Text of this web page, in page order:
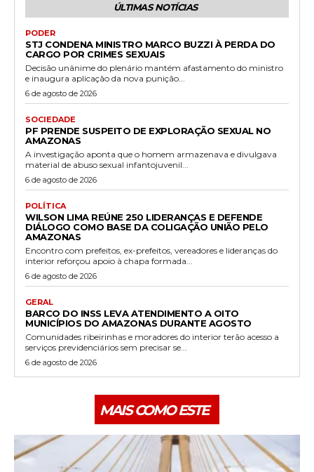
ÚLTIMAS NOTÍCIAS
PODER
STJ CONDENA MINISTRO MARCO BUZZI À PERDA DO
CARGO POR CRIMES SEXUAIS
Decisão unânime do plenário mantém afastamento do ministro
e inaugura aplicação da nova punição...
6 de agosto de 2026
SOCIEDADE
PF PRENDE SUSPEITO DE EXPLORAÇÃO SEXUAL NO
AMAZONAS
A investigação aponta que o homem armazenava e divulgava
material de abuso sexual infantojuvenil...
6 de agosto de 2026
POLÍTICA
WILSON LIMA REÚNE 250 LIDERANÇAS E DEFENDE
DIÁLOGO COMO BASE DA COLIGAÇÃO UNIÃO PELO
AMAZONAS
Encontro com prefeitos, ex-prefeitos, vereadores e lideranças do
interior reforçou apoio à chapa formada...
6 de agosto de 2026
GERAL
BARCO DO INSS LEVA ATENDIMENTO A OITO
MUNICÍPIOS DO AMAZONAS DURANTE AGOSTO
Comunidades ribeirinhas e moradores do interior terão acesso a
serviços previdenciários sem precisar se...
6 de agosto de 2026
MAIS COMO ESTE